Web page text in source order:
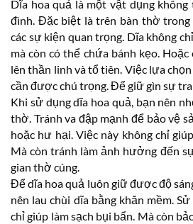
Dĩa hoa quả là một vật dụng
đình. Đặc biệt là trên bàn thờ
các sự kiện quan trọng. Dĩa không
mà còn có thể chứa bánh kẹo.
lên thần linh và tổ tiên. Việc lựa
cần được chú trọng. Để giữ gìn sự
Khi sử dụng dĩa hoa quả, bạn nên
thờ. Tránh va đập mạnh để bảo vệ
hoặc hư hại. Việc này không chỉ
Mà còn tránh làm ảnh hưởng đến
gian thờ cúng.
Để dĩa hoa quả luôn giữ được độ
nên lau chùi dĩa bằng khăn mềm.
chỉ giúp làm sạch bụi bẩn. Mà còn